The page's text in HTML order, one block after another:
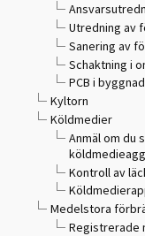
Utredning av
Sanering av
Schaktning i
PCB i
Kyltorn
Köldmedier
Anmäl om du
Kontroll av
Medelstora
Registrerade